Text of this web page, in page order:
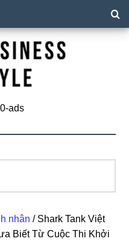
nhân /Shark Tank Việt
Biết Từ Cuộc Thi Khởi